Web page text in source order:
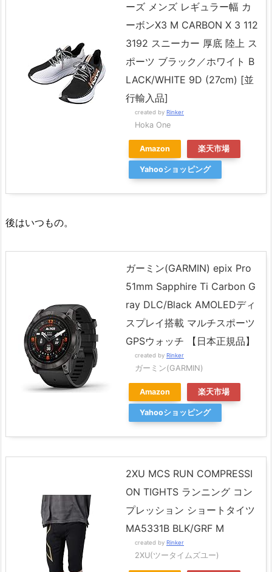
ーズ メンズ レギュラー幅 カ
ーボンX3 M CARBON X 3 112
3192 スニーカー 厚底 陸上 ス
ポーツ ブラック／ホワイト B
LACK/WHITE 9D (27cm) [並
行輸入品]
created by Rinker
Hoka One
Amazon 楽天市場
Yahooショッピング
後はいつもの。
ガーミン(GARMIN) epix Pro
51mm Sapphire Ti Carbon G
ray DLC/Black AMOLEDディ
スプレイ搭載 マルチスポーツ
GPSウォッチ 【日本正規品】
created by Rinker
ガーミン(GARMIN)
Amazon 楽天市場
Yahooショッピング
2XU MCS RUN COMPRESSI
ON TIGHTS ランニング コン
プレッション ショートタイツ
MA5331B BLK/GRF M
created by Rinker
2XU(ツータイムズユー)